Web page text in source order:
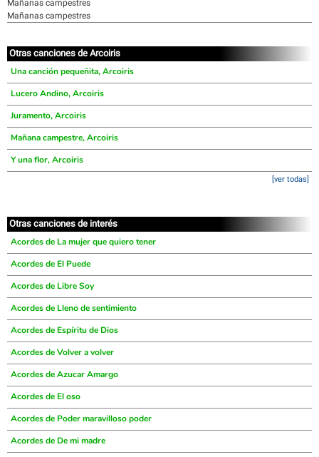
Mañanas campestres
Mañanas campestres
Otras canciones de Arcoiris
Una canción pequeñita, Arcoiris
Lucero Andino, Arcoiris
Juramento, Arcoiris
Mañana campestre, Arcoiris
Y una flor, Arcoiris
[ver todas]
Otras canciones de interés
Acordes de La mujer que quiero tener
Acordes de El Puede
Acordes de Libre Soy
Acordes de Lleno de sentimiento
Acordes de Espíritu de Dios
Acordes de Volver a volver
Acordes de Azucar Amargo
Acordes de El oso
Acordes de Poder maravilloso poder
Acordes de De mi madre